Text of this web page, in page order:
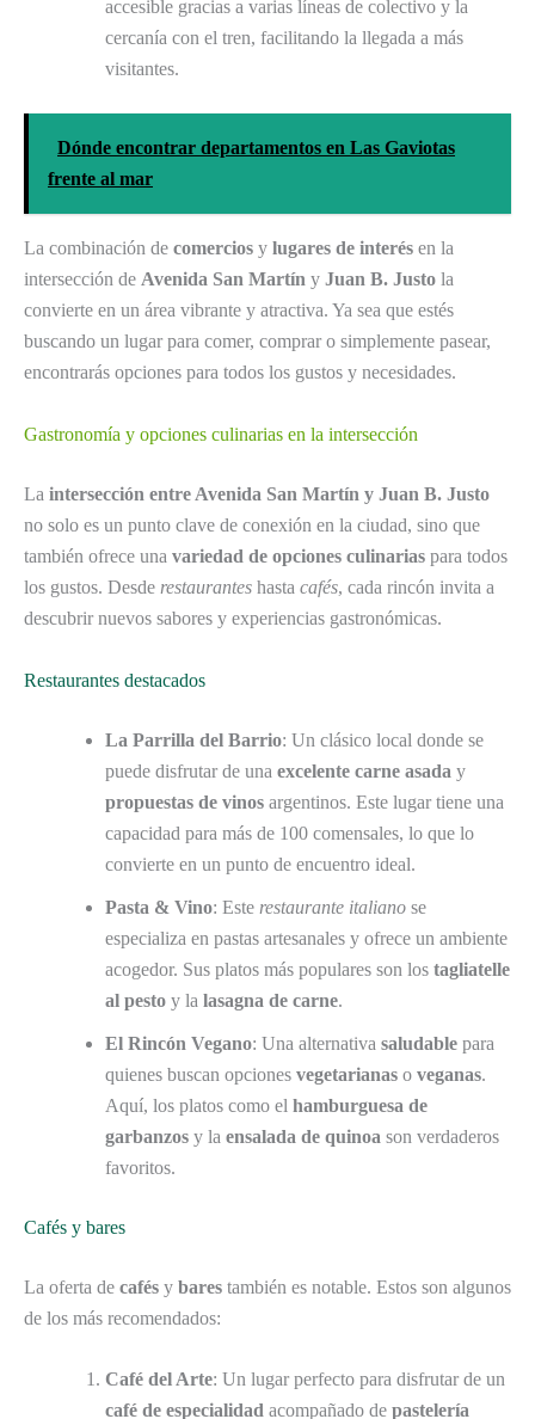
accesible gracias a varias líneas de colectivo y la
cercanía con el tren, facilitando la llegada a más
visitantes.
Dónde encontrar departamentos en Las Gaviotas
frente al mar
La combinación de comercios y lugares de interés en la
intersección de Avenida San Martín y Juan B. Justo la
convierte en un área vibrante y atractiva. Ya sea que estés
buscando un lugar para comer, comprar o simplemente pasear,
encontrarás opciones para todos los gustos y necesidades.
Gastronomía y opciones culinarias en la intersección
La intersección entre Avenida San Martín y Juan B. Justo
no solo es un punto clave de conexión en la ciudad, sino que
también ofrece una variedad de opciones culinarias para todos
los gustos. Desde restaurantes hasta cafés, cada rincón invita a
descubrir nuevos sabores y experiencias gastronómicas.
Restaurantes destacados
La Parrilla del Barrio: Un clásico local donde se
puede disfrutar de una excelente carne asada y
propuestas de vinos argentinos. Este lugar tiene una
capacidad para más de 100 comensales, lo que lo
convierte en un punto de encuentro ideal.
Pasta & Vino: Este restaurante italiano se
especializa en pastas artesanales y ofrece un ambiente
acogedor. Sus platos más populares son los tagliatelle
al pesto y la lasagna de carne.
El Rincón Vegano: Una alternativa saludable para
quienes buscan opciones vegetarianas o veganas.
Aquí, los platos como el hamburguesa de
garbanzos y la ensalada de quinoa son verdaderos
favoritos.
Cafés y bares
La oferta de cafés y bares también es notable. Estos son algunos
de los más recomendados:
Café del Arte: Un lugar perfecto para disfrutar de un
café de especialidad acompañado de pastelería